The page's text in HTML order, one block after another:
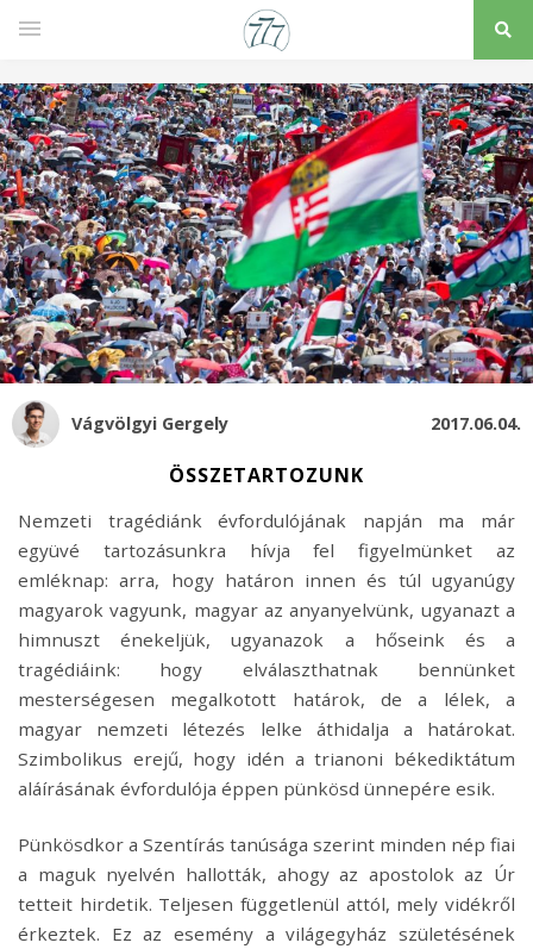
Vágvölgyi Gergely 2017.06.04.
ÖSSZETARTOZUNK
Nemzeti tragédiánk évfordulójának napján ma már
együvé tartozásunkra hívja fel figyelmünket az
emléknap: arra, hogy határon innen és túl ugyanúgy
magyarok vagyunk, magyar az anyanyelvünk, ugyanazt a
himnuszt énekeljük, ugyanazok a hőseink és a
tragédiáink: hogy elválaszthatnak bennünket
mesterségesen megalkotott határok, de a lélek, a
magyar nemzeti létezés lelke áthidalja a határokat.
Szimbolikus erejű, hogy idén a trianoni békediktátum
aláírásának évfordulója éppen pünkösd ünnepére esik.
Pünkösdkor a Szentírás tanúsága szerint minden nép fiai
a maguk nyelvén hallották, ahogy az apostolok az Úr
tetteit hirdetik. Teljesen függetlenül attól, mely vidékről
érkeztek. Ez az esemény a világegyház születésének